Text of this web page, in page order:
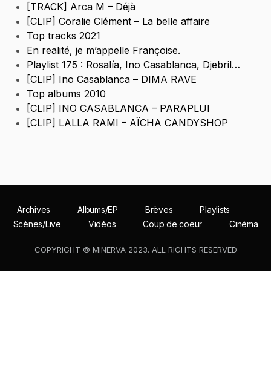
[TRACK] Arca M – Déjà
[CLIP] Coralie Clément – La belle affaire
Top tracks 2021
En realité, je m’appelle Françoise.
Playlist 175 : Rosalía, Ino Casablanca, Djebril…
[CLIP] Ino Casablanca – DIMA RAVE
Top albums 2010
[CLIP] INO CASABLANCA – PARAPLUI
[CLIP] LALLA RAMI – AÏCHA CANDYSHOP
Archives Albums/EP Brèves
Playlists
Scènes/Live
Vidéos Coup de coeur Cinéma
COPYRIGHT © MINERVA 2023. ALL RIGHTS RESERVED